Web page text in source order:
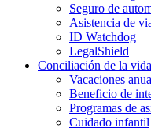
Seguro de
Asistencia de
ID Watchdog
LegalShield
Conciliación de la
Vacaciones
Beneficio de
Programas de
Cuidado infantil